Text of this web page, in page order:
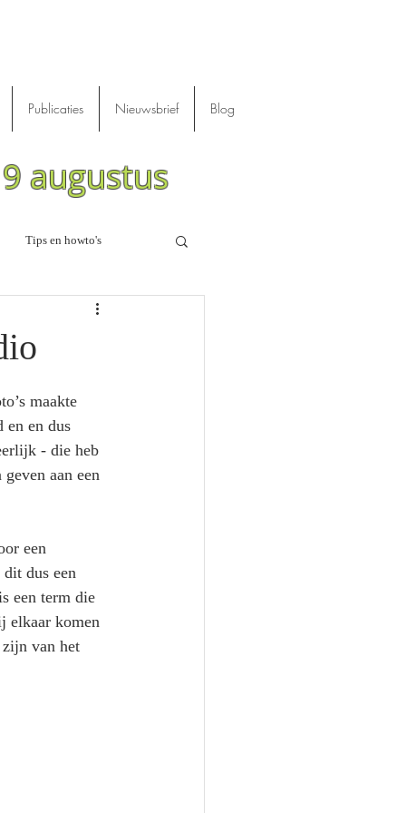
Publicaties Nieuwsbrief Blog
augustus
Tips en howto's
maakte
en en dus
- die heb
aan een
een
dus een
een term die
elkaar komen
zijn van het